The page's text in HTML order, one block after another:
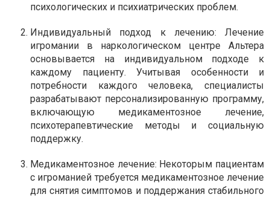
психологических и психиатрических проблем.
Индивидуальный подход к лечению: Лечение
игромании в наркологическом центре Альтера
основывается на индивидуальном подходе к
каждому пациенту. Учитывая особенности и
потребности каждого человека, специалисты
разрабатывают персонализированную программу,
включающую медикаментозное лечение,
психотерапевтические методы и социальную
поддержку.
Медикаментозное лечение: Некоторым пациентам
с игроманией требуется медикаментозное лечение
для снятия симптомов и поддержания стабильного